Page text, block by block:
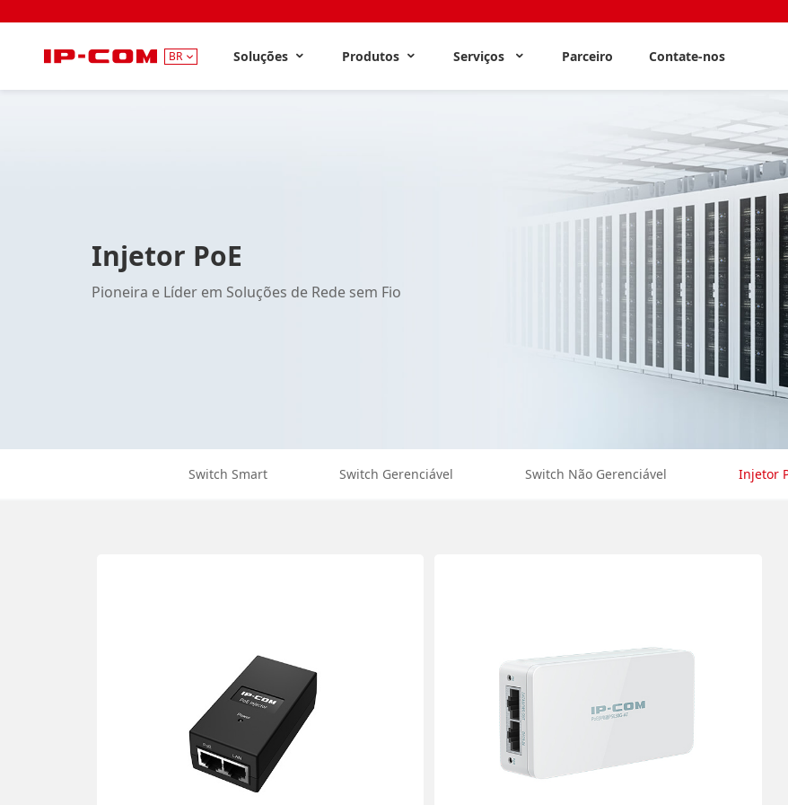
BR Soluções Produtos Serviços Parceiro Contate-nos
Injetor PoE
Pioneira e Líder em Soluções de Rede sem Fio
Switch Smart Switch Gerenciável Switch Não Gerenciável Injetor